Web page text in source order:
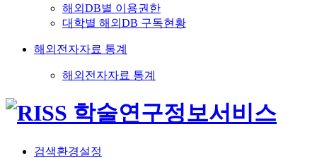
해외DB별 이용권한
대학별 해외DB 구독현황
해외전자자료 통계
해외전자자료 통계
검색환경설정